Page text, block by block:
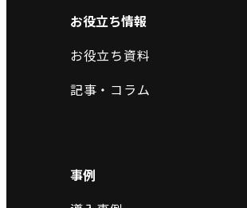
お役立ち情報
お役立ち資料
記事・コラム
事例